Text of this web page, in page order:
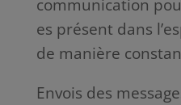
communication
es présent dans
de manière
Envois des